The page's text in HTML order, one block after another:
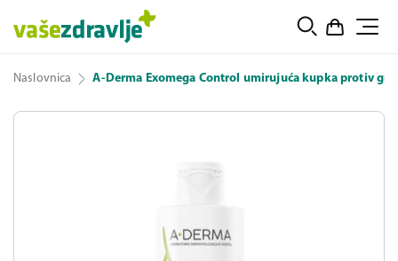
Naslovnica A-Derma Exomega Control umirujuća kupka protiv